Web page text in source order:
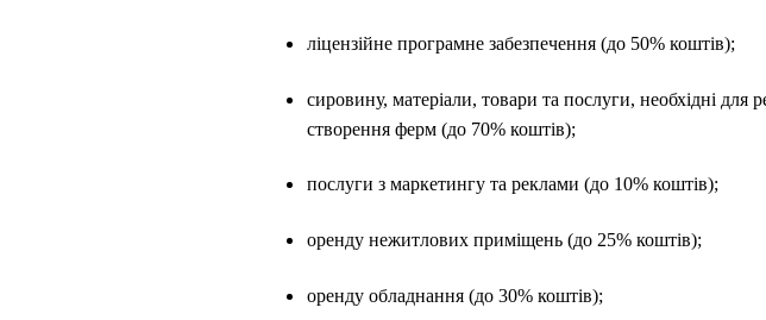
ліцензійне програмне забезпечення (до 50% коштів);
сировину, матеріали, товари та послуги, необхідні для
створення ферм (до 70% коштів);
послуги з маркетингу та реклами (до 10% коштів);
оренду нежитлових приміщень (до 25% коштів);
оренду обладнання (до 30% коштів);